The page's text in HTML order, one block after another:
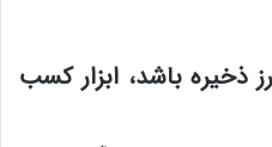
ذخیره باشد، ابزار کسب